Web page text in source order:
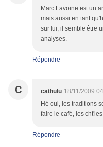
Marc Lavoine est un
mais aussi en tant
sur lui, il semble être
analyses.
Répondre
C cathulu 18/11/2009
Hé oui, les traditions
faire le café, les
Répondre